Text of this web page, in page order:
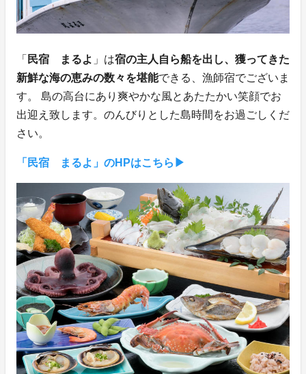
「 民宿 まるよ 」は宿の主人自ら船を出し、獲ってきた
新鮮な海の恵みの数々を堪能できる、漁師宿でございま
す。 島の高台にあり爽やかな風とあたたかい笑顔でお
出迎え致します。のんびりとした島時間をお過ごしくだ
さい。
「民宿 まるよ」のHPはこちら▶